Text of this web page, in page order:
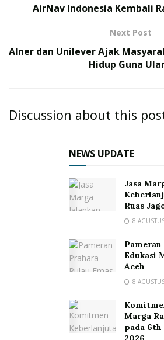
AirNav Indonesia Kembali
Next Post
Alner dan Unilever Ajak
Hidup Guna
Discussion about this
NEWS UPDATE
Jasa
Ruas
8
Edukasi
Aceh
8
Marga
pada 6th